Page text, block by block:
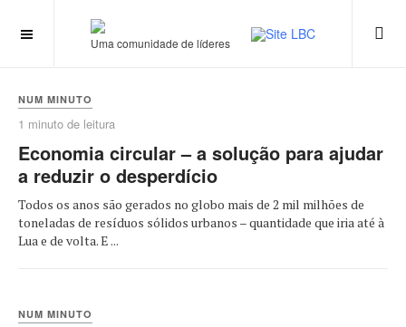
Uma comunidade de líderes
NUM MINUTO
1 minuto de leitura
Economia circular – a solução para ajudar
a reduzir o desperdício
Todos os anos são gerados no globo mais de 2 mil milhões de
toneladas de resíduos sólidos urbanos – quantidade que iria até à
Lua e de volta. E ...
NUM MINUTO